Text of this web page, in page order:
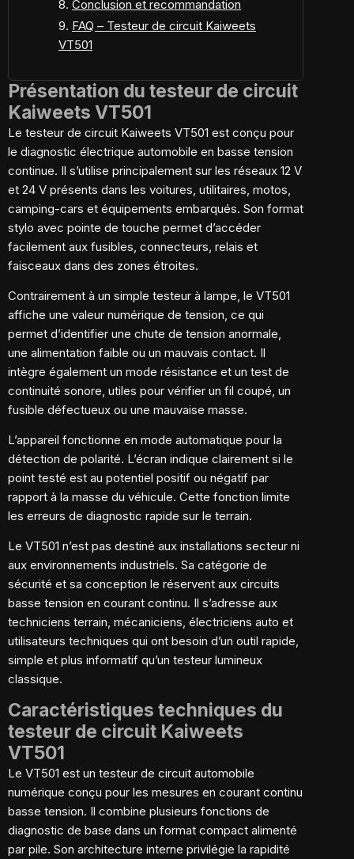
Conclusion et recommandation
FAQ – Testeur de circuit Kaiweets
VT501
Présentation du testeur de circuit
Kaiweets VT501
Le testeur de circuit Kaiweets VT501 est conçu pour
le diagnostic électrique automobile en basse tension
continue. Il s’utilise principalement sur les réseaux 12 V
et 24 V présents dans les voitures, utilitaires, motos,
camping-cars et équipements embarqués. Son format
stylo avec pointe de touche permet d’accéder
facilement aux fusibles, connecteurs, relais et
faisceaux dans des zones étroites.
Contrairement à un simple testeur à lampe, le VT501
affiche une valeur numérique de tension, ce qui
permet d’identifier une chute de tension anormale,
une alimentation faible ou un mauvais contact. Il
intègre également un mode résistance et un test de
continuité sonore, utiles pour vérifier un fil coupé, un
fusible défectueux ou une mauvaise masse.
L’appareil fonctionne en mode automatique pour la
détection de polarité. L’écran indique clairement si le
point testé est au potentiel positif ou négatif par
rapport à la masse du véhicule. Cette fonction limite
les erreurs de diagnostic rapide sur le terrain.
Le VT501 n’est pas destiné aux installations secteur ni
aux environnements industriels. Sa catégorie de
sécurité et sa conception le réservent aux circuits
basse tension en courant continu. Il s’adresse aux
techniciens terrain, mécaniciens, électriciens auto et
utilisateurs techniques qui ont besoin d’un outil rapide,
simple et plus informatif qu’un testeur lumineux
classique.
Caractéristiques techniques du
testeur de circuit Kaiweets
VT501
Le VT501 est un testeur de circuit automobile
numérique conçu pour les mesures en courant continu
basse tension. Il combine plusieurs fonctions de
diagnostic de base dans un format compact alimenté
par pile. Son architecture interne privilégie la rapidité